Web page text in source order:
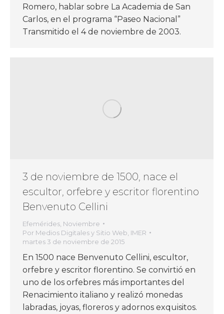
Romero, hablar sobre La Academia de San
Carlos, en el programa “Paseo Nacional”
Transmitido el 4 de noviembre de 2003.
3 de noviembre de 1500, nace el
escultor, orfebre y escritor florentino
Benvenuto Cellini
Efemérides Noviembre
Por Medios Digitales y Sitio Web, IMER
martes 3 de noviembre de 2015
En 1500 nace Benvenuto Cellini, escultor,
orfebre y escritor florentino. Se convirtió en
uno de los orfebres más importantes del
Renacimiento italiano y realizó monedas
labradas, joyas, floreros y adornos exquisitos.